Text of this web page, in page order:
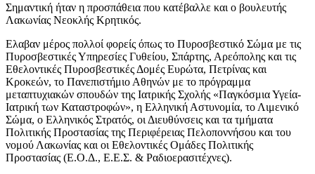
Σημαντική ήταν η προσπάθεια που κατέβαλλε και ο βουλευτής
Λακωνίας Νεοκλής Κρητικός.
Ελαβαν μέρος πολλοί φορείς όπως το Πυροσβεστικό Σώμα με τις
Πυροσβεστικές Υπηρεσίες Γυθείου, Σπάρτης, Αρεόπολης και τις
Εθελοντικές Πυροσβεστικές Δομές Ευρώτα, Πετρίνας και
Κροκεών, το Πανεπιστήμιο Αθηνών με το πρόγραμμα
μεταπτυχιακών σπουδών της Ιατρικής Σχολής «Παγκόσμια Υγεία-
Ιατρική των Καταστροφών», η Ελληνική Αστυνομία, το Λιμενικό
Σώμα, ο Ελληνικός Στρατός, οι Διευθύνσεις και τα τμήματα
Πολιτικής Προστασίας της Περιφέρειας Πελοποννήσου και του
νομού Λακωνίας και οι Εθελοντικές Ομάδες Πολιτικής
Προστασίας (Ε.Ο.Δ., Ε.Ε.Σ. & Ραδιοερασιτέχνες).